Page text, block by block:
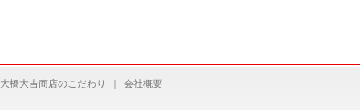
大橋大吉商店のこだわり 会社概要